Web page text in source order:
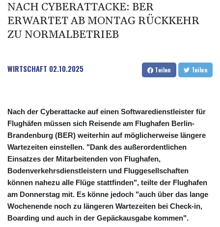
CHF 0.934643
CLF 0.02673
1055.440971
CUP 30.538041
CVE 110.303663
CZK 24.256194
DJF 205.597417
DKK 7.475499
DOP 67.275332
DZD 153.346558
EGP 57.370946
ERN 17.285684
FJD 2.551309
NACH CYBERATTACKE: BER
ERWARTET AB MONTAG RÜCKKEHR
ZU NORMALBETRIEB
WIRTSCHAFT 02.10.2025 Teilen Teilen
Nach der Cyberattacke auf einen Softwaredienstleister für
Flughäfen müssen sich Reisende am Flughafen Berlin-
Brandenburg (BER) weiterhin auf möglicherweise längere
Wartezeiten einstellen. "Dank des außerordentlichen
Einsatzes der Mitarbeitenden von Flughafen,
Bodenverkehrsdienstleistern und Fluggesellschaften
können nahezu alle Flüge stattfinden", teilte der Flughafen
am Donnerstag mit. Es könne jedoch "auch über das lange
Wochenende noch zu längeren Wartezeiten bei Check-in,
Boarding und auch in der Gepäckausgabe kommen".